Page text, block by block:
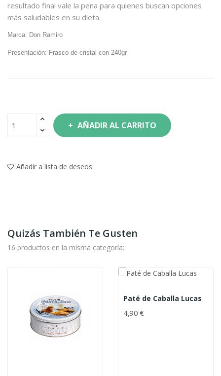
resultado final vale la pena para quienes buscan opciones
más saludables en su dieta.
Marca: Don Ramiro
Presentación: Frasco de cristal con 240gr
AÑADIR AL CARRITO
Añadir a lista de deseos
Quizás También Te Gusten
16 productos en la misma categoría:
Paté de Caballa Lucas
4,90 €